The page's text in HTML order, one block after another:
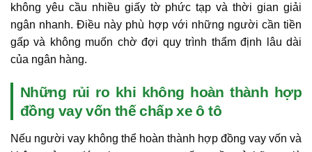
không yêu cầu nhiều giấy tờ phức tạp và thời gian giải
ngân nhanh. Điều này phù hợp với những người cần tiền
gấp và không muốn chờ đợi quy trình thẩm định lâu dài
của ngân hàng.
Những rủi ro khi không hoàn thành hợp
đồng vay vốn thế chấp xe ô tô
Nếu người vay không thể hoàn thành hợp đồng vay vốn và